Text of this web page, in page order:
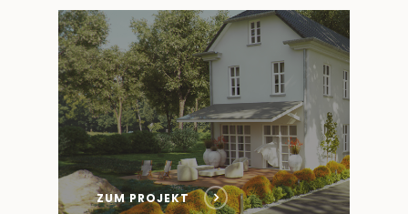
ZUM PROJEKT